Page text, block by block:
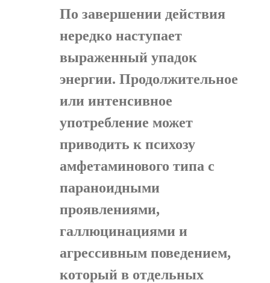
По завершении действия
нередко наступает
выраженный упадок
энергии. Продолжительное
или интенсивное
употребление может
приводить к психозу
амфетаминового типа с
параноидными
проявлениями,
галлюцинациями и
агрессивным поведением,
который в отдельных